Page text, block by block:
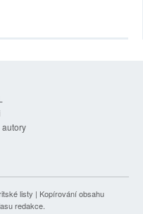
autory
listy | Kopírování obsahu
redakce.